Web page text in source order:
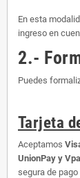
En esta
ingreso en
2.-
Puedes
Tarjeta
Aceptamos
UnionPay y
segura de